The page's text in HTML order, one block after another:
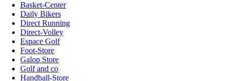
Basket-Center
Daily Bikers
Direct Running
Direct-Volley
Espace Golf
Foot-Store
Galop Store
Golf and co
Handball-Store